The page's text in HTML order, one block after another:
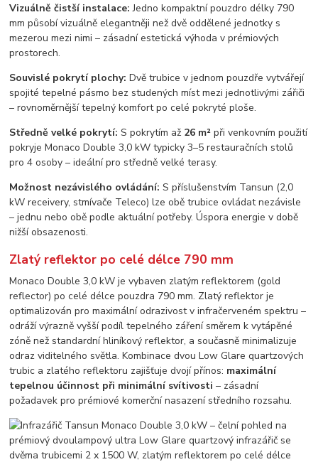
Vizuálně čistší instalace: Jedno kompaktní pouzdro délky 790
mm působí vizuálně elegantněji než dvě oddělené jednotky s
mezerou mezi nimi – zásadní estetická výhoda v prémiových
prostorech.
Souvislé pokrytí plochy: Dvě trubice v jednom pouzdře vytvářejí
spojité tepelné pásmo bez studených míst mezi jednotlivými zářiči
– rovnoměrnější tepelný komfort po celé pokryté ploše.
Středně velké pokrytí: S pokrytím až 26 m² při venkovním použití
pokryje Monaco Double 3,0 kW typicky 3–5 restauračních stolů
pro 4 osoby – ideální pro středně velké terasy.
Možnost nezávislého ovládání: S příslušenstvím Tansun (2,0
kW receivery, stmívače Teleco) lze obě trubice ovládat nezávisle
– jednu nebo obě podle aktuální potřeby. Úspora energie v době
nižší obsazenosti.
Zlatý reflektor po celé délce 790 mm
Monaco Double 3,0 kW je vybaven zlatým reflektorem (gold
reflector) po celé délce pouzdra 790 mm. Zlatý reflektor je
optimalizován pro maximální odrazivost v infračerveném spektru –
odráží výrazně vyšší podíl tepelného záření směrem k vytápěné
zóně než standardní hliníkový reflektor, a současně minimalizuje
odraz viditelného světla. Kombinace dvou Low Glare quartzových
trubic a zlatého reflektoru zajišťuje dvojí přínos: maximální
tepelnou účinnost při minimální svítivosti – zásadní
požadavek pro prémiové komerční nasazení středního rozsahu.